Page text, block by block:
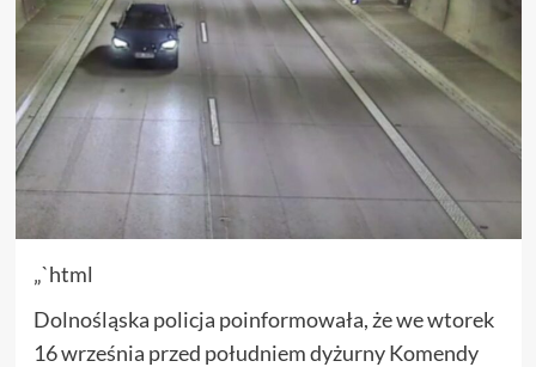
„`html
Dolnośląska policja poinformowała, że we wtorek
16 września przed południem dyżurny Komendy